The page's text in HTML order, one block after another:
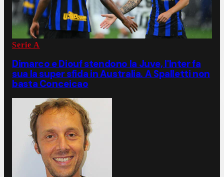
Serie A
Dimarco e Diouf stendono la Juve, l'Inter fa
sua la super sfida in Australia. A Spalletti non
basta Conceicao